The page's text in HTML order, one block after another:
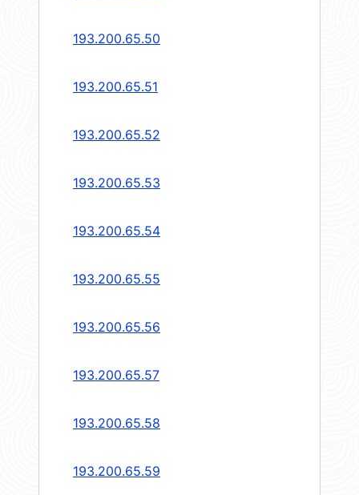
193.200.65.50
193.200.65.51
193.200.65.52
193.200.65.53
193.200.65.54
193.200.65.55
193.200.65.56
193.200.65.57
193.200.65.58
193.200.65.59